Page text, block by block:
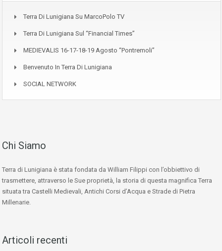
Terra Di Lunigiana Su MarcoPolo TV
Terra Di Lunigiana Sul “Financial Times”
MEDIEVALIS 16-17-18-19 Agosto “Pontremoli”
Benvenuto In Terra Di Lunigiana
SOCIAL NETWORK
Chi Siamo
Terra di Lunigiana è stata fondata da William Filippi con l’obbiettivo di
trasmettere, attraverso le Sue proprietà, la storia di questa magnifica Terra
situata tra Castelli Medievali, Antichi Corsi d’Acqua e Strade di Pietra
Millenarie.
Articoli recenti